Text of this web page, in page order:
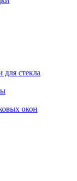
для стекла
окон